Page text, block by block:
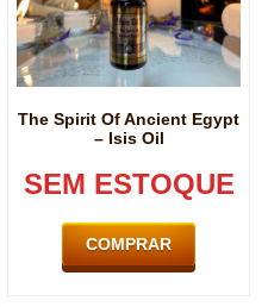
The Spirit Of Ancient Egypt
– Isis Oil
SEM ESTOQUE
COMPRAR